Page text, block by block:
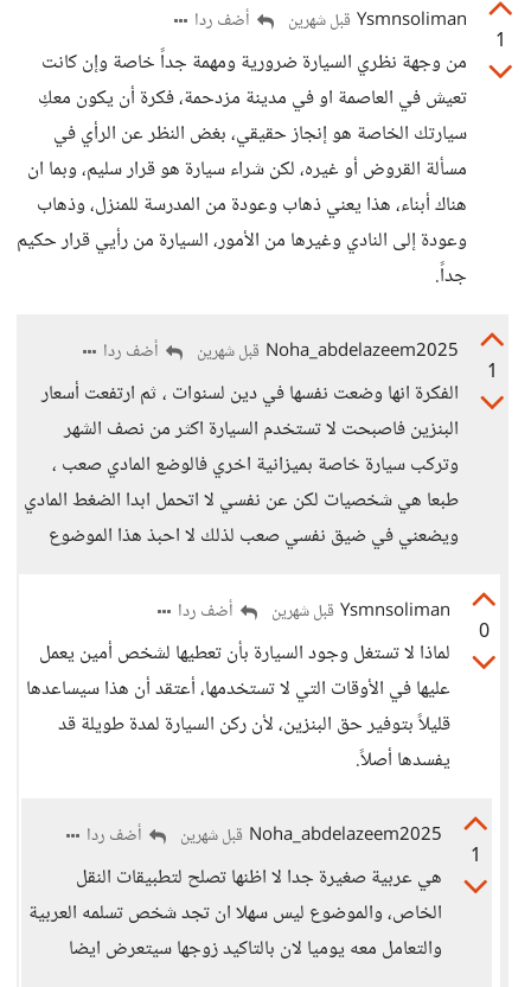
1
Ysmnsoliman قبل شهرين أضف ردا
من وجهة نظري السيارة ضرورية ومهمة جداً خاصة وإن كانت
تعيش في العاصمة او في مدينة مزدحمة، فكرة أن يكون معكِ
سيارتك الخاصة هو إنجاز حقيقي، بغض النظر عن الرأي في
مسألة القروض أو غيره، لكن شراء سيارة هو قرار سليم، وبما ان
هناك أبناء، هذا يعني ذهاب وعودة من المدرسة للمنزل، وذهاب
وعودة إلى النادي وغيرها من الأمور، السيارة من رأيي قرار حكيم
جداً.
1
Noha_abdelazeem2025 قبل شهرين أضف ردا
الفكرة انها وضعت نفسها في دين لسنوات ، ثم ارتفعت أسعار
البنزين فاصبحت لا تستخدم السيارة اكثر من نصف الشهر
وتركب سيارة خاصة بميزانية اخري فالوضع المادي صعب ،
طبعا هي شخصيات لكن عن نفسي لا اتحمل ابدا الضغط المادي
ويضعني في ضيق نفسي صعب لذلك لا احبذ هذا الموضوع
0
Ysmnsoliman قبل شهرين أضف ردا
لماذا لا تستغل وجود السيارة بأن تعطيها لشخص أمين يعمل
عليها في الأوقات التي لا تستخدمها، أعتقد أن هذا سيساعدها
قليلاً بتوفير حق البنزين، لأن ركن السيارة لمدة طويلة قد
يفسدها أصلاً.
1
Noha_abdelazeem2025 قبل شهرين أضف ردا
هي عربية صغيرة جدا لا اظنها تصلح لتطبيقات النقل
الخاص، والموضوع ليس سهلا ان تجد شخص تسلمه العربية
والتعامل معه يوميا لان بالتاكيد زوجها سيتعرض ايضا